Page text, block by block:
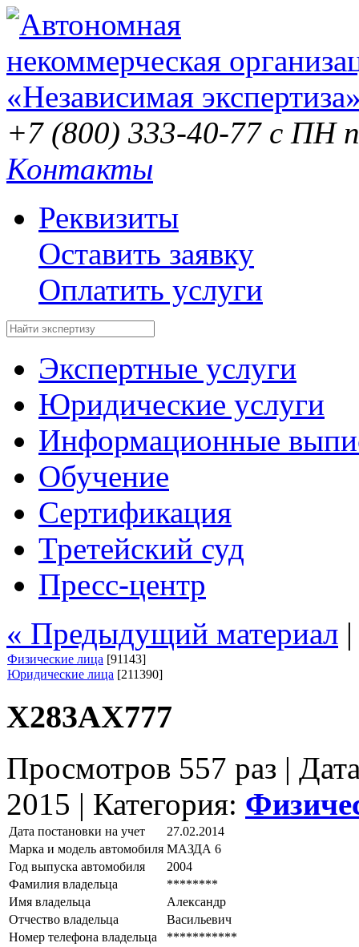
+7 (800) 333-40-77 с ПН
Контакты
Реквизиты
Оставить заявку
Оплатить услуги
Экспертные услуги
Юридические услуги
Информационные
Обучение
Сертификация
Третейский суд
Пресс-центр
« Предыдущий материал
Физические лица [91143]
Юридические лица [211390]
Х283АХ777
Просмотров 557 раз |
2015 | Категория:
Дата постановки на учет
27.02.2014
Марка и модель автомобиля МАЗДА 6
Год выпуска автомобиля
2004
Фамилия владельца
********
Имя владельца
Александр
Отчество владельца
Васильевич
Номер телефона владельца
***********